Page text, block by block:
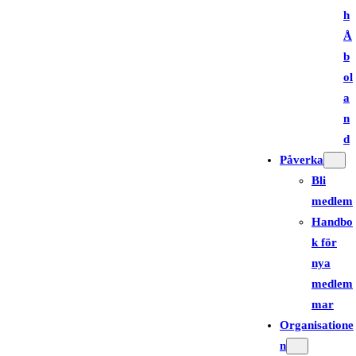
h
Å
b
ol
a
n
d
Påverka
Bli
medlem
Handbo
k för
nya
medlem
mar
Organisatione
n